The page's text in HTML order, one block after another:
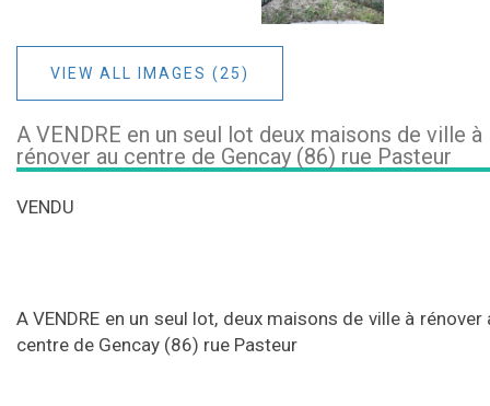
VIEW ALL IMAGES (25)
A VENDRE en un seul lot deux maisons de ville à
rénover au centre de Gencay (86) rue Pasteur
VENDU
A VENDRE en un seul lot, deux maisons de ville à rénover
centre de Gencay (86) rue Pasteur